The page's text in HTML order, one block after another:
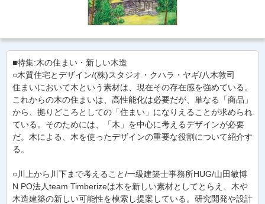
■特集:木の住まい・新しい木造
○木質住宅とデザイン/(株)スタジオ・クハラ・ヤギ/八木敦司
住まいにおいて木という素材は、現在その存在感を強めている。
これからの木の住まいは、高性能化は必要だが、単なる「商品」
から、拠りどころとしての「住まい」になりえることが求められ
ている。そのためには、「木」を中心に考えるデザインが必要
だ。木による、木を使ったデザインの重要な役割について紹介す
る。
○川上から川下まで考えること/一級建築士事務所HUG/山田敏博
N PO法人team Timberizeは木を新しい素材としてとらえ、木や
木造建築の新しい可能性を模索し提案している。研究開発や設計